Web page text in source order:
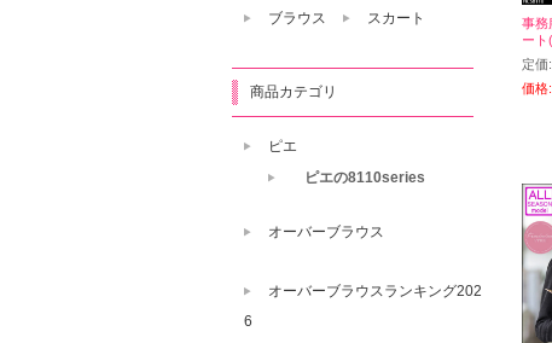
事務
ート
定価:
価格:
ブラウス
スカート
商品カテゴリ
ピエ
ピエの8110series
オーバーブラウス
オーバーブラウスランキング202
6